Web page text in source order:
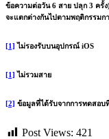
ข้อความต่อวัน 6 สาย ปลุก 3 ครั้
จะแตกต่างกันไปตามพฤติกรรมก
[1] ไม่รองรับบนอุปกรณ์ iOS
[1] ไม่รวมสาย
[2] ข้อมูลที่ได้รับจากการทดสอบ
Post Views: 421